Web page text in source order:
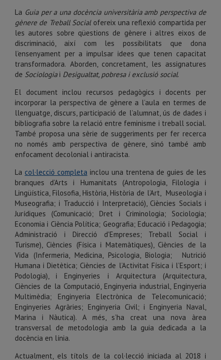
La Guia per a una docència universitària amb perspectiva de
gènere de Treball Socialofereix una reflexió compartida per
les autores sobre qüestions de gènere i altres eixos de
discriminació, així com les possibilitats que dona
l’ensenyament per a impulsar idees que tenen capacitat
transformadora. Aborden, concretament, les assignatures
de Sociologiai Desigualtat, pobresa i exclusió social.
El document inclou recursos pedagògics i docents per
incorporar la perspectiva de gènere a l’aula en termes de
llenguatge, discurs, participació de l’alumnat, ús de dades i
bibliografia sobre la relació entre feminisme i treball social.
També proposa una sèrie de suggeriments per fer recerca
no només amb perspectiva de gènere, sinó també amb
enfocament decolonial i antiracista.
La col·lecció completa inclou una trentena de guies de les
branques d’Arts i Humanitats (Antropologia, Filologia i
Lingüística, Filosofia, Història, Història de l’Art, Museologia i
Museografia; i Traducció i Interpretació), Ciències Socials i
Jurídiques (Comunicació; Dret i Criminologia; Sociologia;
Economia i Ciència Política; Geografia; Educació i Pedagogia;
Administració i Direcció d'Empreses; Treball Social i
Turisme), Ciències (Física i Matemàtiques), Ciències de la
Vida (Infermeria, Medicina, Psicologia, Biologia; Nutrició
Humana i Dietètica; Ciències de l’Activitat Física i l’Esport; i
Podologia), i Enginyeries i Arquitectura (Arquitectura,
Ciències de la Computació, Enginyeria industrial, Enginyeria
Multimèdia; Enginyeria Electrònica de Telecomunicació;
Enginyeries Agràries; Enginyeria Civil; i Enginyeria Naval,
Marina i Nàutica). A més, s’ha creat una nova àrea
transversal de metodologia amb la guia dedicada a la
docència en línia.
Actualment, els títols de la col·lecció iniciada al 2018 i